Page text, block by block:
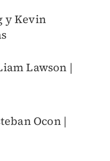
y Kevin
Lawson |
Ocon |